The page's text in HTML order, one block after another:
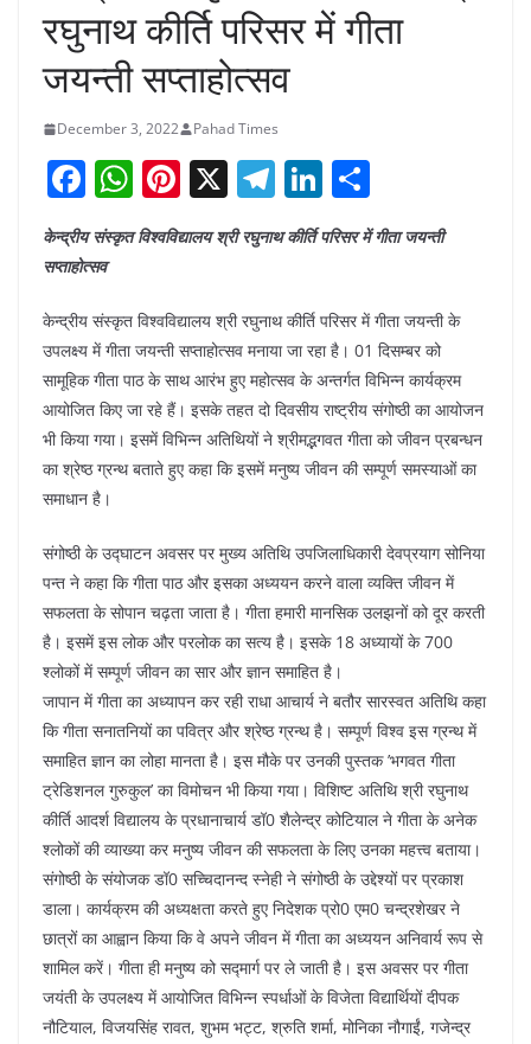
रघुनाथ कीर्ति परिसर में गीता
जयन्ती सप्ताहोत्सव
December 3, 2022 Pahad Times
F
a
c
b
o
o
k
W
h
at
A
p
p
Pi
er
st
X T
el
e
a
m
Li
n
k
dI
n
h
ar
केन्द्रीय संस्कृत विश्वविद्यालय श्री रघुनाथ कीर्ति परिसर में गीता जयन्ती
सप्ताहोत्सव
केन्द्रीय संस्कृत विश्वविद्यालय श्री रघुनाथ कीर्ति परिसर में गीता जयन्ती के
उपलक्ष्य में गीता जयन्ती सप्ताहोत्सव मनाया जा रहा है। 01 दिसम्बर को
सामूहिक गीता पाठ के साथ आरंभ हुए महोत्सव के अन्तर्गत विभिन्न कार्यक्रम
आयोजित किए जा रहे हैं। इसके तहत दो दिवसीय राष्ट्रीय संगोष्ठी का आयोजन
भी किया गया। इसमें विभिन्न अतिथियों ने श्रीमद्भगवत गीता को जीवन प्रबन्धन
का श्रेष्ठ ग्रन्थ बताते हुए कहा कि इसमें मनुष्य जीवन की सम्पूर्ण समस्याओं का
समाधान है।
संगोष्ठी के उद्घाटन अवसर पर मुख्य अतिथि उपजिलाधिकारी देवप्रयाग सोनिया
पन्त ने कहा कि गीता पाठ और इसका अध्ययन करने वाला व्यक्ति जीवन में
सफलता के सोपान चढ़ता जाता है। गीता हमारी मानसिक उलझनों को दूर करती
है। इसमें इस लोक और परलोक का सत्य है। इसके 18 अध्यायों के 700
श्लोकों में सम्पूर्ण जीवन का सार और ज्ञान समाहित है।
जापान में गीता का अध्यापन कर रही राधा आचार्य ने बतौर सारस्वत अतिथि कहा
कि गीता सनातनियों का पवित्र और श्रेष्ठ ग्रन्थ है। सम्पूर्ण विश्व इस ग्रन्थ में
समाहित ज्ञान का लोहा मानता है। इस मौके पर उनकी पुस्तक ’भगवत गीता
ट्रेडिशनल गुरुकुल’ का विमोचन भी किया गया। विशिष्ट अतिथि श्री रघुनाथ
कीर्ति आदर्श विद्यालय के प्रधानाचार्य डॉ0 शैलेन्द्र कोटियाल ने गीता के अनेक
श्लोकों की व्याख्या कर मनुष्य जीवन की सफलता के लिए उनका महत्त्व बताया।
संगोष्ठी के संयोजक डॉ0 सच्चिदानन्द स्नेही ने संगोष्ठी के उद्देश्यों पर प्रकाश
डाला। कार्यक्रम की अध्यक्षता करते हुए निदेशक प्रो0 एम0 चन्द्रशेखर ने
छात्रों का आह्वान किया कि वे अपने जीवन में गीता का अध्ययन अनिवार्य रूप से
शामिल करें। गीता ही मनुष्य को सद्मार्ग पर ले जाती है। इस अवसर पर गीता
जयंती के उपलक्ष्य में आयोजित विभिन्न स्पर्धाओं के विजेता विद्यार्थियों दीपक
नौटियाल, विजयसिंह रावत, शुभम भट्ट, श्रुति शर्मा, मोनिका नौगाईं, गजेन्द्र